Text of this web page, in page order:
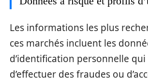
Les informations les plus
ces marchés incluent les
d’identification personnelle
d’effectuer des fraudes ou